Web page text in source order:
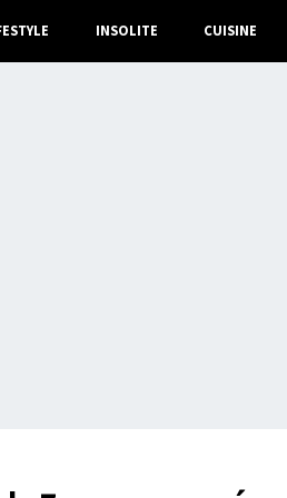
INSOLITE CUISINE